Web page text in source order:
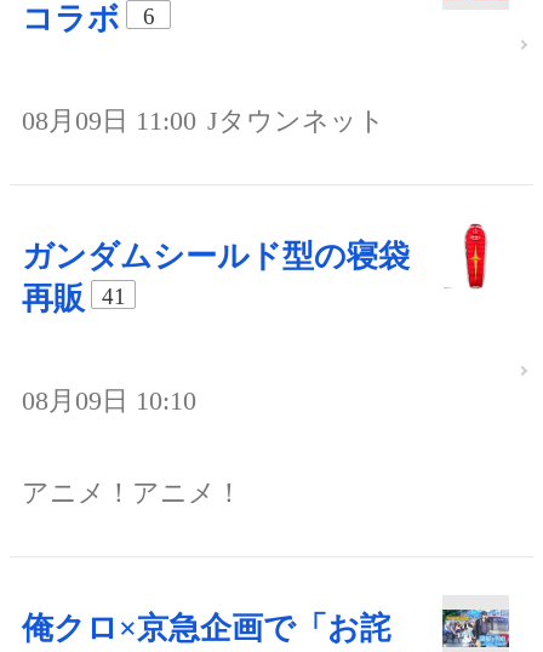
コラボ
6
08月09日 11:00 Jタウンネット
ガンダムシールド型の寝袋
再販
41
08月09日 10:10
アニメ！アニメ！
俺クロ×京急企画で「お詫